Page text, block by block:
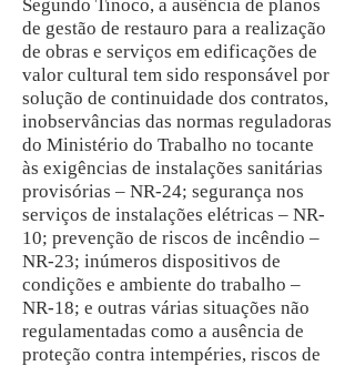
Segundo Tinoco, a ausência de planos
de gestão de restauro para a realização
de obras e serviços em edificações de
valor cultural tem sido responsável por
solução de continuidade dos contratos,
inobservâncias das normas reguladoras
do Ministério do Trabalho no tocante
às exigências de instalações sanitárias
provisórias – NR-24; segurança nos
serviços de instalações elétricas – NR-
10; prevenção de riscos de incêndio –
NR-23; inúmeros dispositivos de
condições e ambiente do trabalho –
NR-18; e outras várias situações não
regulamentadas como a ausência de
proteção contra intempéries, riscos de